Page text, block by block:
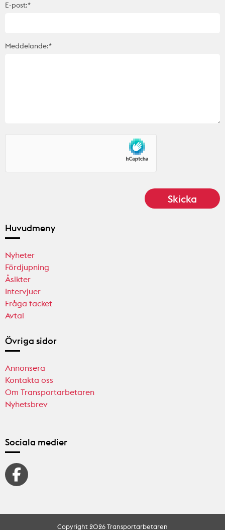
E-post:*
Meddelande:*
Huvudmeny
Nyheter
Fördjupning
Åsikter
Intervjuer
Fråga facket
Avtal
Övriga sidor
Annonsera
Kontakta oss
Om Transportarbetaren
Nyhetsbrev
Sociala medier
Copyright 2026 Transportarbetaren